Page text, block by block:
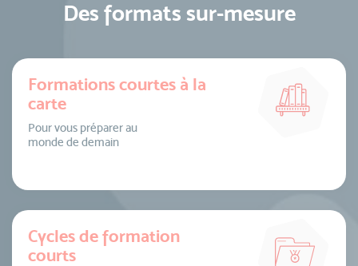
Des formats sur-mesure
Formations courtes à la
carte
Pour vous préparer au
monde de demain
Cycles de formation
courts